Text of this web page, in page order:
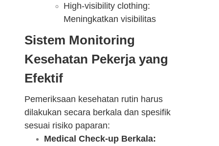
High-visibility clothing:
Meningkatkan visibilitas
Sistem Monitoring
Kesehatan Pekerja yang
Efektif
Pemeriksaan kesehatan rutin harus
dilakukan secara berkala dan spesifik
sesuai risiko paparan:
Medical Check-up Berkala: